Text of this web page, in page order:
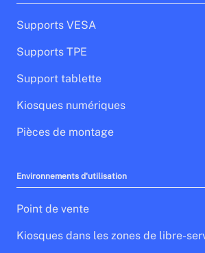
Supports VESA
Supports TPE
Support tablette
Kiosques numériques
Pièces de montage
Environnements d'utilisation
Point de vente
Kiosques dans les zones de libre-